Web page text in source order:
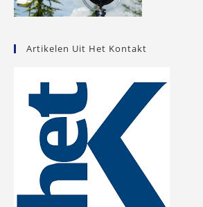
Artikelen Uit Het Kontakt